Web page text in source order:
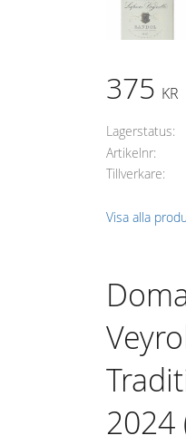
375 KR
Lagerstatus
Artikelnr
Tillverkare
Visa alla
2024